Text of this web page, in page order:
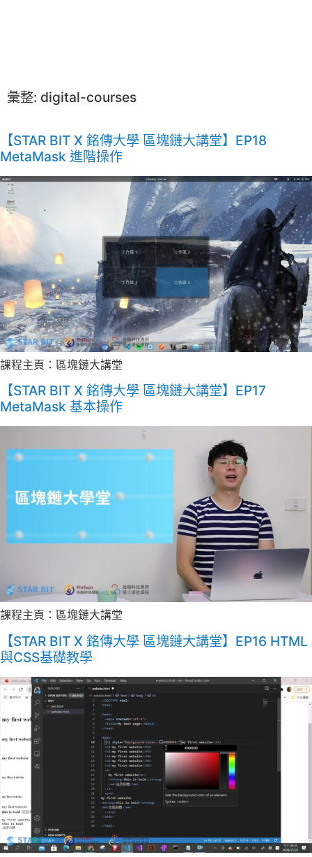
彙整: digital-courses
【STAR BIT X 銘傳大學 區塊鏈大講堂】EP18
MetaMask 進階操作
課程主頁：區塊鏈大講堂
【STAR BIT X 銘傳大學 區塊鏈大講堂】EP17
MetaMask 基本操作
課程主頁：區塊鏈大講堂
【STAR BIT X 銘傳大學 區塊鏈大講堂】EP16 HTML
與CSS基礎教學